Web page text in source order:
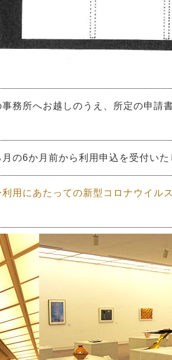
務所へお越しのうえ、所定の申請
の6か月前から利用申込を受付い
用にあたっての新型コロナウイル